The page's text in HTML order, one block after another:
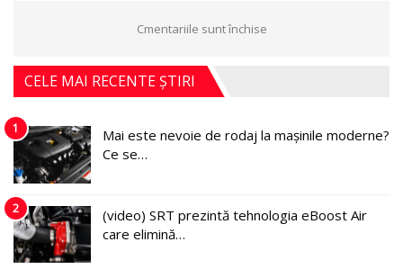
Cmentariile sunt închise
CELE MAI RECENTE ȘTIRI
1
Mai este nevoie de rodaj la mașinile moderne?
Ce se…
2
(video) SRT prezintă tehnologia eBoost Air
care elimină…